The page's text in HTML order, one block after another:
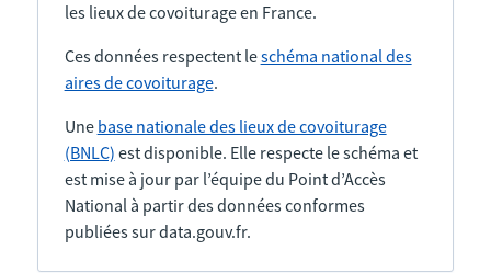
les lieux de covoiturage en France.
Ces données respectent leschéma national des
aires de covoiturage.
Une base nationale des lieux de covoiturage
(BNLC) est disponible. Elle respecte le schéma et
est mise à jour par l’équipe du Point d’Accès
National à partir des données conformes
publiées sur data.gouv.fr.